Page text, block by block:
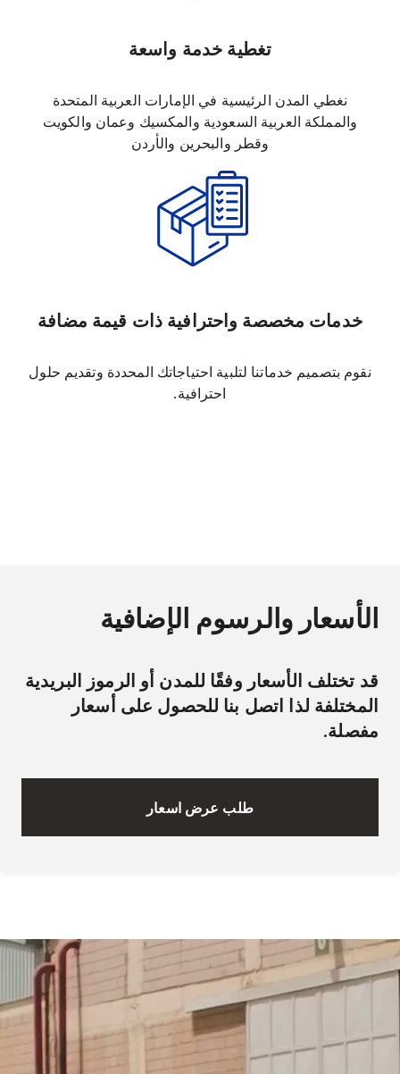
تغطية خدمة واسعة
نغطي المدن الرئيسية في الإمارات العربية المتحدة
والمملكة العربية السعودية والمكسيك وعمان والكويت
وقطر والبحرين والأردن
خدمات مخصصة واحترافية ذات قيمة مضافة
نقوم بتصميم خدماتنا لتلبية احتياجاتك المحددة وتقديم حلول
احترافية.
الأسعار والرسوم الإضافية
قد تختلف الأسعار وفقًا للمدن أو الرموز البريدية
المختلفة لذا اتصل بنا للحصول على أسعار
مفصلة.
طلب عرض اسعار